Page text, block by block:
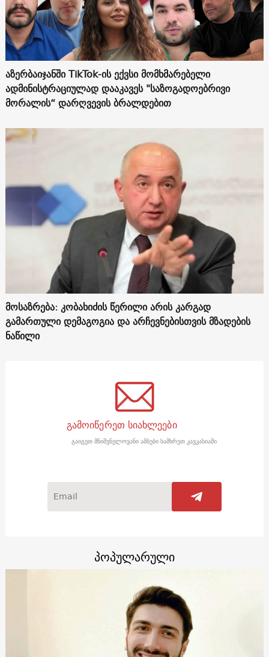
აზერბაიჯანში TikTok-ის ექვსი მომხმარებელი
ადმინისტრაციულად დააკავეს "საზოგადოებრივი
მორალის“ დარღვევის ბრალდებით
მოსაზრება: კობახიძის წერილი არის კარგად
გამართული დემაგოგია და არჩევნებისთვის მზადების
ნაწილი
გამოიწერეთ სიახლეები
გაიგეთ მნიშვნელოვანი ამბები სამხრეთ კავკასიაში
პოპულარული